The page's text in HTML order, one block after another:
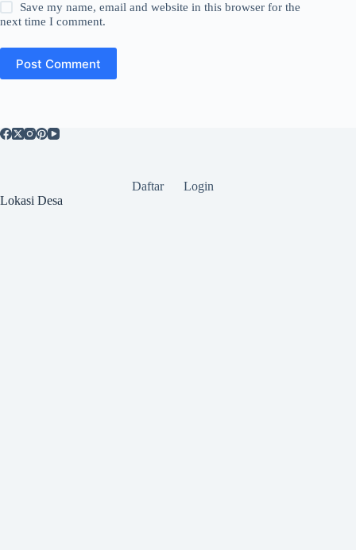
Save my name, email and website in this browser for the
next time I comment.
Post Comment
Daftar
Login
Lokasi Desa